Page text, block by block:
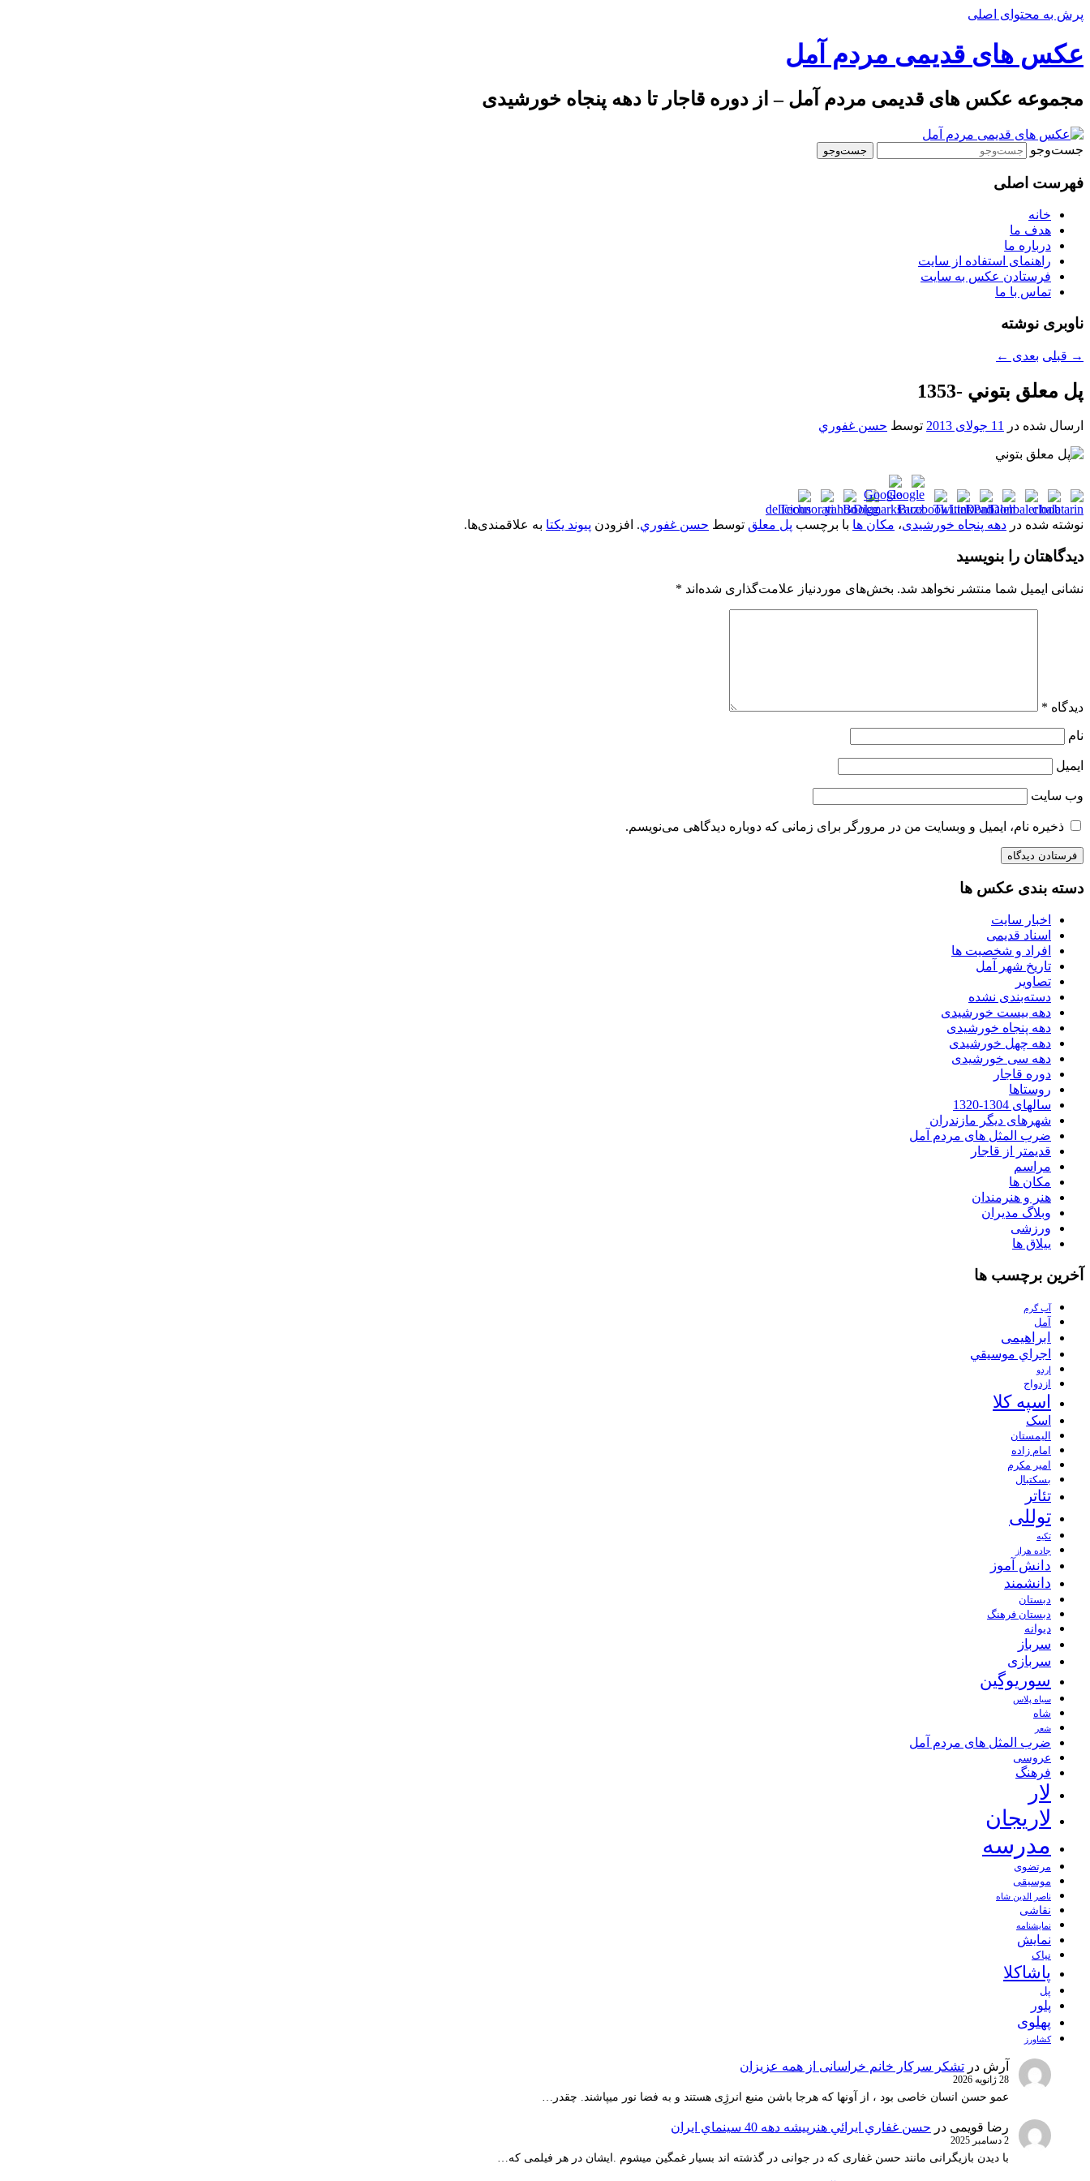
پرش به محتوای اصلی
عکس های قدیمی مردم آمل
مجموعه عکس های قدیمی مردم آمل – از دوره قاجار تا دهه پنجاه خورشیدی
جست‌وجو
فهرست اصلی
خانه
هدف ما
درباره ما
راهنمای استفاده از سایت
فرستادن عکس به سایت
تماس با ما
ناوبری نوشته
→ قبلی بعدی ←
پل معلق بتوني -1353
ارسال شده در 11 جولای 2013 توسط حسن غفوري
نوشته شده در دهه پنجاه خورشیدی، مکان ها با برچسب پل معلق توسط حسن غفوري. افزودن پیوند یکتا به علاقمندی‌ها.
دیدگاهتان را بنویسید
نشانی ایمیل شما منتشر نخواهد شد. بخش‌های موردنیاز علامت‌گذاری شده‌اند *
دیدگاه *
نام
ایمیل
وب‌ سایت
ذخیره نام، ایمیل و وبسایت من در مرورگر برای زمانی که دوباره دیدگاهی می‌نویسم.
دسته بندی عکس ها
اخبار سایت
اسناد قدیمی
افراد و شخصیت ها
تاریخ شهر آمل
تصاویر
دسته‌بندی نشده
دهه بیست خورشیدی
دهه پنجاه خورشیدی
دهه چهل خورشیدی
دهه سی خورشیدی
دوره قاجار
روستاها
سالهای 1304-1320
شهرهای دیگر مازندران
ضرب المثل های مردم آمل
قدیمتر از قاجار
مراسم
مکان ها
هنر و هنرمندان
وبلاگ مدیران
ورزشی
ییلاق ها
آخرین برچسب ها
آب گرم
آمل
ابراهیمی
اجراي موسيقي
اردو
ازدواج
اسپه کلا
اسک
الیمستان
امام زاده
امیر مکرم
بسکتبال
تئاتر
توللی
تکیه
جاده هراز
دانش آموز
دانشمند
دبستان
دبستان فرهنگ
دیوانه
سرباز
سربازی
سوریوگین
سیاه پلاس
شاه
شعر
ضرب المثل های مردم آمل
عروسی
فرهنگ
لار
لاریجان
مدرسه
مرتضوی
موسیقی
ناصر الدین شاه
نقاشی
نمايشنامه
نمایش
نیاک
پاشاکلا
پل
پلور
پهلوی
کشاورز
آرش در تشکر سرکار خانم خراسانی از همه عزیزان
28 ژانویه 2026
عمو حسن انسان خاصی بود ، از آونها که هرجا باشن منبع انرژِی هستند و به فضا نور میپاشند. چقدر…
رضا قویمی در حسن غفاري ايرائي هنرپيشه دهه 40 سينماي ايران
2 دسامبر 2025
با دیدن بازیگرانی مانند حسن غفاری که در جوانی در گذشته اند بسیار غمگین میشوم .ایشان در هر فیلمی که…